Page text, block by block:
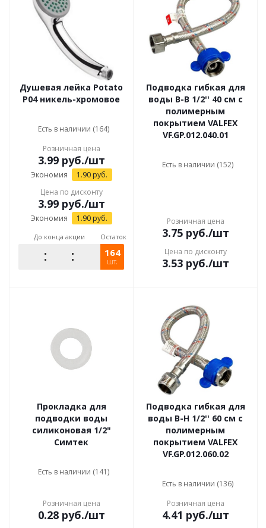
Душевая лейка Potato
P04 никель-хромовое
Есть в наличии (164)
Розничная цена
3.99руб./шт
Экономия 1.90руб.
Цена по дисконту
3.99руб./шт
Экономия 1.90руб.
До конца акции Остаток
164
шт.
Подводка гибкая для
воды В-В 1/2'' 40 см с
полимерным
покрытием VALFEX
VF.GP.012.040.01
Есть в наличии (152)
Розничная цена
3.75руб./шт
Цена по дисконту
3.53руб./шт
Прокладка для
подводки воды
силиконовая 1/2"
Симтек
Есть в наличии (141)
Розничная цена
0.28руб./шт
Подводка гибкая для
воды В-Н 1/2'' 60 см с
полимерным
покрытием VALFEX
VF.GP.012.060.02
Есть в наличии (136)
Розничная цена
4.41 руб./шт